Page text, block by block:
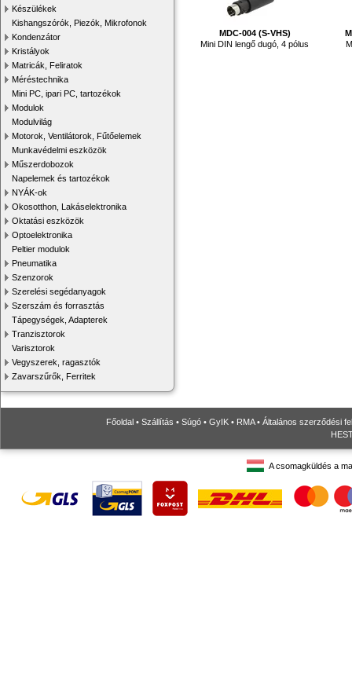
Készülékek
Kishangszórók, Piezók, Mikrofonok
Kondenzátor
Kristályok
Matricák, Feliratok
Méréstechnika
Mini PC, ipari PC, tartozékok
Modulok
Modulvilág
Motorok, Ventilátorok, Fűtőelemek
Munkavédelmi eszközök
Műszerdobozok
Napelemek és tartozékok
NYÁK-ok
Okosotthon, Lakáselektronika
Oktatási eszközök
Optoelektronika
Peltier modulok
Pneumatika
Szenzorok
Szerelési segédanyagok
Szerszám és forrasztás
Tápegységek, Adapterek
Tranzisztorok
Varisztorok
Vegyszerek, ragasztók
Zavarszűrők, Ferritek
MDC-004 (S-VHS)
Mini DIN lengő dugó, 4 pólus
Főoldal • Szállítás • Súgó • GyIK • RMA• Általános szerződési
A csomagküldés a